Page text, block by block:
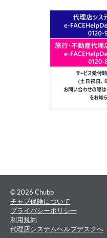
© 2026 Chubb
チャブ保険について
プライバシーポリシー
利用規約
代理店システムヘルプデスクへ